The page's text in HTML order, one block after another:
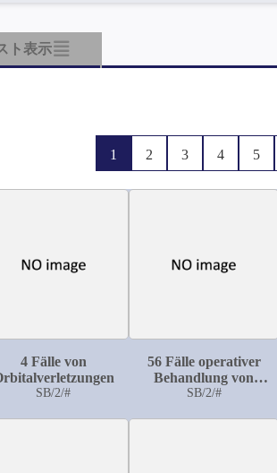
ト表示
1 2 3 4 5
4 Fälle von
SB/2/#
56 Fälle operativer
Behandlung von
Tubenerkrankungen
SB/2/#